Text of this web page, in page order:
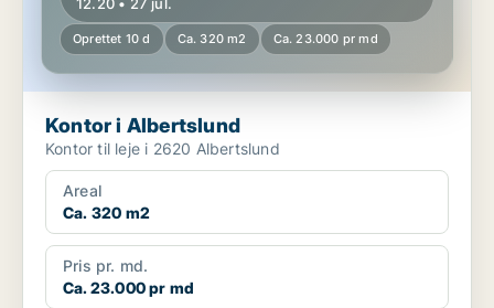
Oprettet 10 d Ca. 320 m2 Ca. 23.000 pr md
Kontor i Albertslund
Kontor til leje i 2620 Albertslund
Areal
Ca. 320 m2
Pris pr. md.
Ca. 23.000 pr md